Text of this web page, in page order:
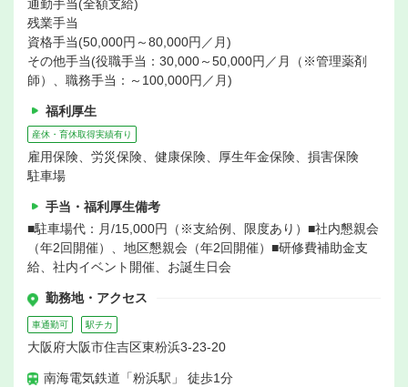
通勤手当(全額支給)
残業手当
資格手当(50,000円～80,000円／月)
その他手当(役職手当：30,000～50,000円／月（※管理薬剤
師）、職務手当：～100,000円／月)
福利厚生
産休・育休取得実績有り
雇用保険、労災保険、健康保険、厚生年金保険、損害保険
駐車場
手当・福利厚生備考
■駐車場代：月/15,000円（※支給例、限度あり）■社内懇親会
（年2回開催）、地区懇親会（年2回開催）■研修費補助金支
給、社内イベント開催、お誕生日会
勤務地・アクセス
車通勤可 駅チカ
大阪府大阪市住吉区東粉浜3-23-20
南海電気鉄道「粉浜駅」 徒歩1分